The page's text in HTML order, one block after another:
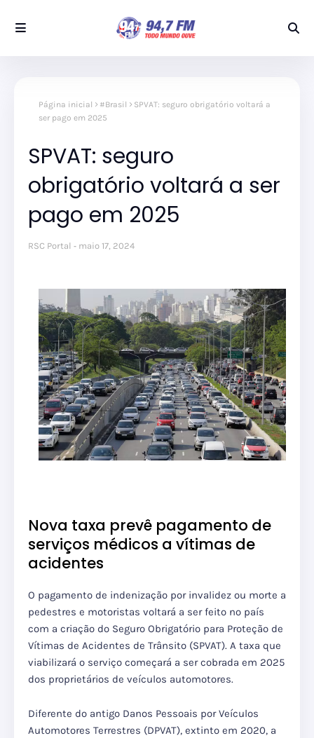
Página inicial #Brasil
SPVAT: seguro obrigatório voltará a
ser pago em 2025
SPVAT: seguro
obrigatório voltará a ser
pago em 2025
RSC Portal maio 17, 2024
Nova taxa prevê pagamento de
serviços médicos a vítimas de
acidentes
O pagamento de indenização por invalidez ou morte a
pedestres e motoristas voltará a ser feito no país
com a criação do Seguro Obrigatório para Proteção de
Vítimas de Acidentes de Trânsito (SPVAT). A taxa que
viabilizará o serviço começará a ser cobrada em 2025
dos proprietários de veículos automotores.
Diferente do antigo Danos Pessoais por Veículos
Automotores Terrestres (DPVAT), extinto em 2020, a